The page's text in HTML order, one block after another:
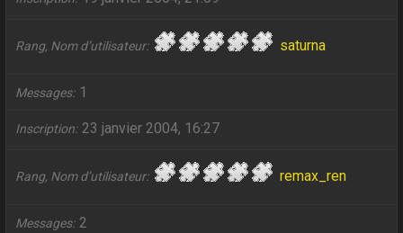
Rang, Nom d’utilisateur saturna
Messages 1
Inscription 23 janvier 2004, 16:27
Rang, Nom d’utilisateur remax_ren
Messages 2